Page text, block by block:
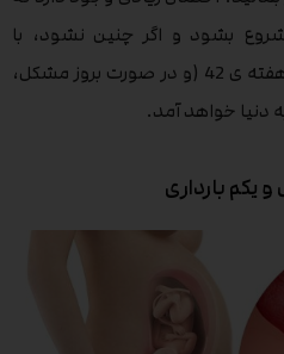
بشود و اگر چنین نشود، با
استفاده از القای مصنوعی، در هفته ی 42 (و در صورت بروز مشکل،
یکم بارداری